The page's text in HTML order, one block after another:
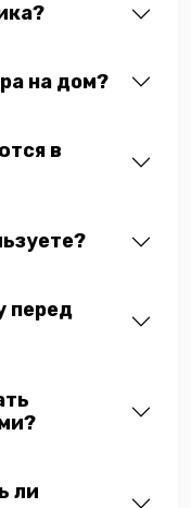
на дом?
в
перед
ли